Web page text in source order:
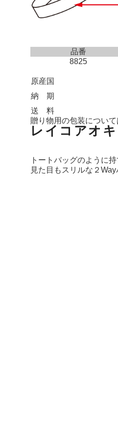
品番
8825
原産国
納 期
送 料
贈り物用の包装について
レイコアオ
トートバッグのように
見た目もスリルな２